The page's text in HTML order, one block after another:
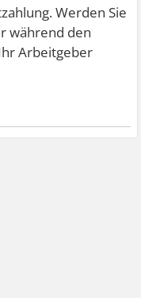
Werden Sie
während den
Arbeitgeber